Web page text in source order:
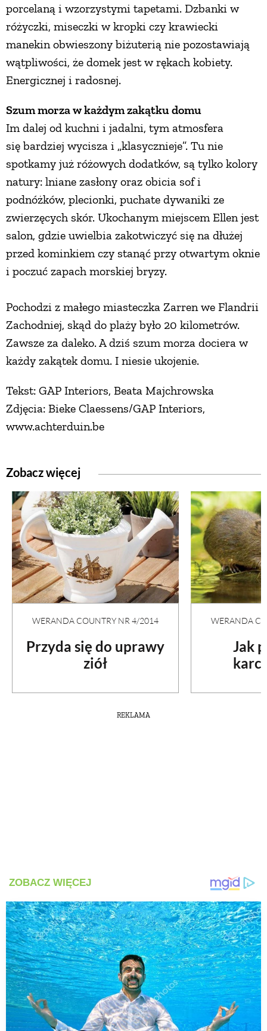
porcelaną i wzorzystymi tapetami. Dzbanki w
różyczki, miseczki w kropki czy krawiecki
manekin obwieszony biżuterią nie pozostawiają
wątpliwości, że domek jest w rękach kobiety.
Energicznej i radosnej.
Szum morza w każdym zakątku domu
Im dalej od kuchni i jadalni, tym atmosfera
się bardziej wycisza i „klasycznieje”. Tu nie
spotkamy już różowych dodatków, są tylko kolory
natury: lniane zasłony oraz obicia sof i
podnóżków, plecionki, puchate dywaniki ze
zwierzęcych skór. Ukochanym miejscem Ellen jest
salon, gdzie uwielbia zakotwiczyć się na dłużej
przed kominkiem czy stanąć przy otwartym oknie
i poczuć zapach morskiej bryzy.
Pochodzi z małego miasteczka Zarren we Flandrii
Zachodniej, skąd do plaży było 20 kilometrów.
Zawsze za daleko. A dziś szum morza dociera w
każdy zakątek domu. I niesie ukojenie.
Tekst: GAP Interiors, Beata Majchrowska
Zdjęcia: Bieke Claessens/GAP Interiors,
www.achterduin.be
Zobacz więcej
WERANDA COUNTRY NR 4/2014
Przyda się do uprawy
ziół
WERANDA
Jak
REKLAMA